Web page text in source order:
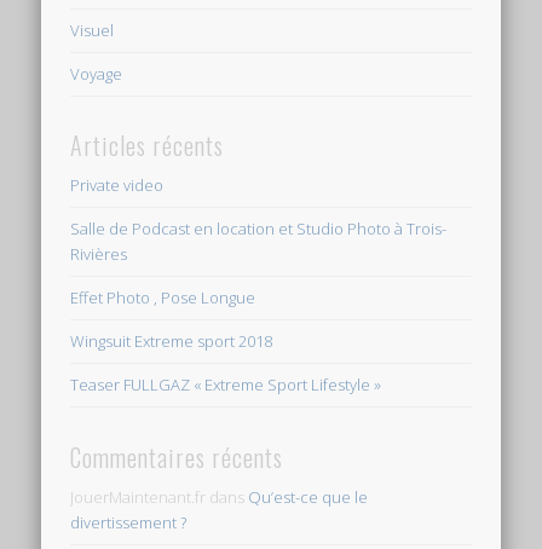
Visuel
Voyage
Articles récents
Private video
Salle de Podcast en location et Studio Photo à Trois-
Rivières
Effet Photo , Pose Longue
Wingsuit Extreme sport 2018
Teaser FULLGAZ « Extreme Sport Lifestyle »
Commentaires récents
JouerMaintenant.fr dans Qu’est-ce que le
divertissement ?